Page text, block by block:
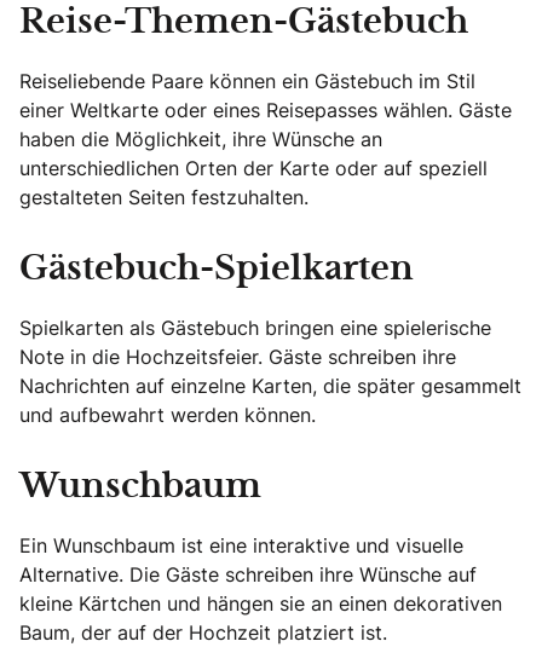
Reise-Themen-Gästebuch
Reiseliebende Paare können ein Gästebuch im Stil
einer Weltkarte oder eines Reisepasses wählen. Gäste
haben die Möglichkeit, ihre Wünsche an
unterschiedlichen Orten der Karte oder auf speziell
gestalteten Seiten festzuhalten.
Gästebuch-Spielkarten
Spielkarten als Gästebuch bringen eine spielerische
Note in die Hochzeitsfeier. Gäste schreiben ihre
Nachrichten auf einzelne Karten, die später gesammelt
und aufbewahrt werden können.
Wunschbaum
Ein Wunschbaum ist eine interaktive und visuelle
Alternative. Die Gäste schreiben ihre Wünsche auf
kleine Kärtchen und hängen sie an einen dekorativen
Baum, der auf der Hochzeit platziert ist.